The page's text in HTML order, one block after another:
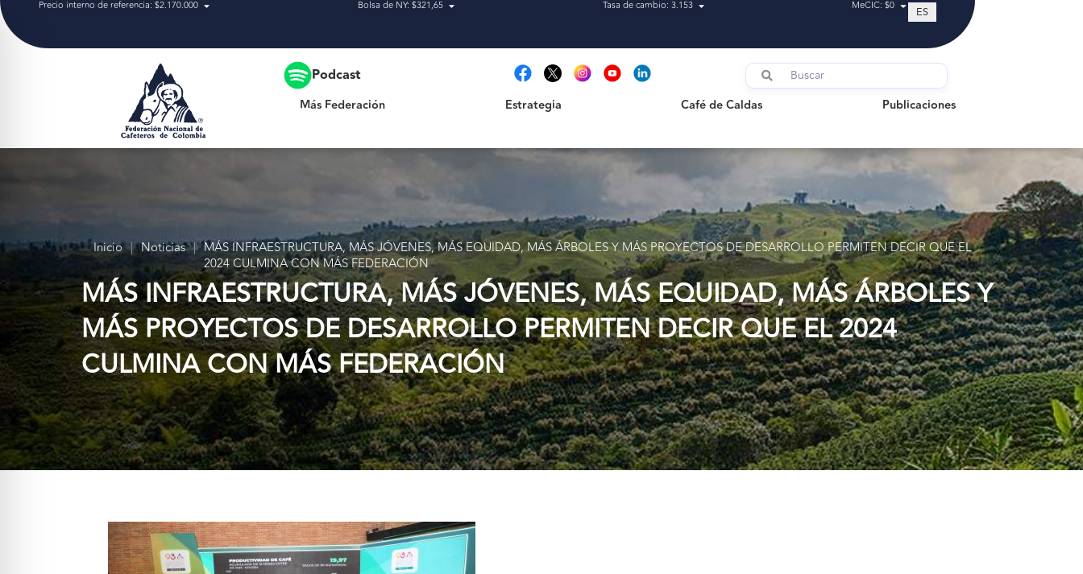
Precio interno de referencia: $2.170.000 Bolsa de NY: $321,65 Tasa de cambio: 3.153 MeCIC: $0 ES
Podcast
Más Federación Estrategia Café de Caldas Publicaciones
Publicaciones
Inicio | Noticias | MÁS INFRAESTRUCTURA, MÁS JÓVENES, MÁS EQUIDAD, MÁS ÁRBOLES Y MÁS PROYECTOS DE DESARROLLO PERMITEN DECIR QUE EL
2024 CULMINA CON MÁS FEDERACIÓN
MÁS INFRAESTRUCTURA, MÁS JÓVENES, MÁS EQUIDAD, MÁS ÁRBOLES Y
MÁS PROYECTOS DE DESARROLLO PERMITEN DECIR QUE EL 2024
CULMINA CON MÁS FEDERACIÓN